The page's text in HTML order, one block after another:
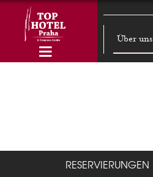
Über uns
RESERVIERUNGEN